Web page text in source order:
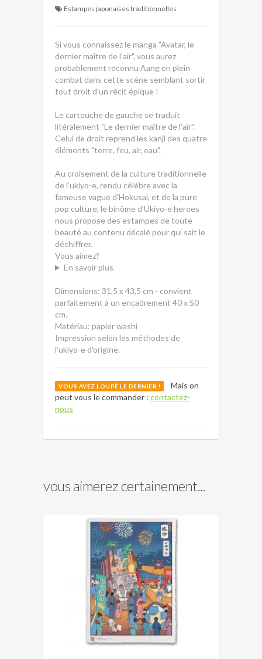
Estampes japonaises traditionnelles
Si vous connaissez le manga "Avatar, le
dernier maître de l'air", vous aurez
probablement reconnu Aang en plein
combat dans cette scène semblant sortir
tout droit d'un récit épique !
Le cartouche de gauche se traduit
litéralement "Le dernier maître de l'air".
Celui de droit reprend les kanji des quatre
éléments "terre, feu, air, eau".
Au croisement de la culture traditionnelle
de l'ukiyo-e, rendu célèbre avec la
fameuse vague d'Hokusai, et de la pure
pop culture, le binôme d'Ukiyo-e heroes
nous propose des estampes de toute
beauté au contenu décalé pour qui sait le
déchiffrer.
Vous aimez?
En savoir plus
Dimensions: 31,5 x 43,5 cm - convient
parfaitement à un encadrement 40 x 50
cm.
Matériau: papier washi
Impression selon les méthodes de
l'ukiyo-e d'origine.
VOUS AVEZ LOUPÉ LE DERNIER !
Mais on
peut vous le commander : contactez-
nous
vous aimerez certainement...